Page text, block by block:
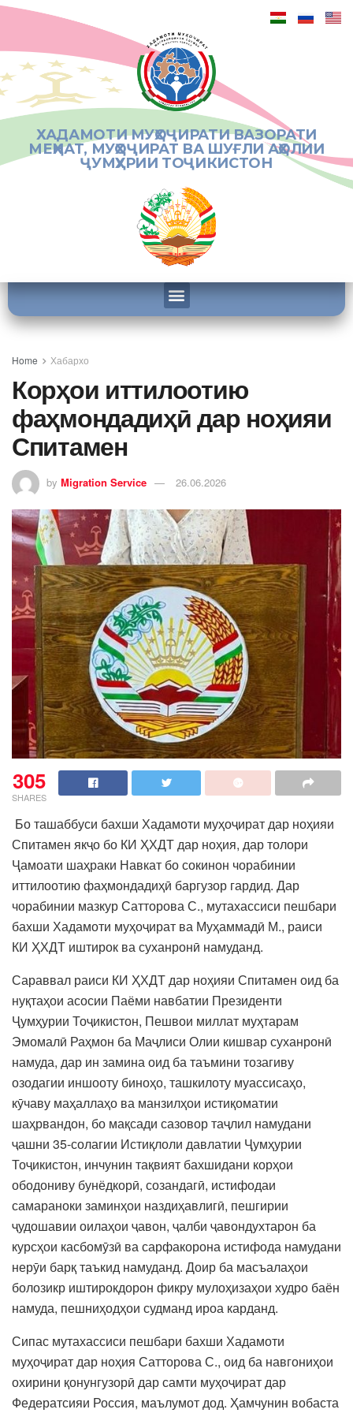
ХАДАМОТИ МУҲОҶИРАТИ ВАЗОРАТИ
МЕҲНАТ, МУҲОҶИРАТ ВА ШУҒЛИ АҲОЛИИ
ҶУМҲУРИИ ТОҶИКИСТОН
Home Хабархо
Корҳои иттилоотию
фаҳмондадиҳӣ дар ноҳияи
Спитамен
by Migration Service 26.06.2026
305
SHARES
Бо ташаббуси бахши Хадамоти муҳоҷират дар ноҳияи
Спитамен якҷо бо КИ ҲХДТ дар ноҳия, дар толори
Ҷамоати шаҳраки Навкат бо сокинон чорабинии
иттилоотию фаҳмондадиҳӣ баргузор гардид. Дар
чорабинии мазкур Сатторова С., мутахассиси пешбари
бахши Хадамоти муҳоҷират ва Муҳаммадӣ М., раиси
КИ ҲХДТ иштирок ва суханронӣ намуданд.
Сараввал раиси КИ ҲХДТ дар ноҳияи Спитамен оид ба
нуқтаҳои асосии Паёми навбатии Президенти
Ҷумҳурии Тоҷикистон, Пешвои миллат муҳтарам
Эмомалӣ Раҳмон ба Маҷлиси Олии кишвар суханронӣ
намуда, дар ин замина оид ба таъмини тозагиву
озодагии иншооту биноҳо, ташкилоту муассисаҳо,
кӯчаву маҳаллаҳо ва манзилҳои истиқоматии
шаҳрвандон, бо мақсади сазовор таҷлил намудани
ҷашни 35-солагии Истиқлоли давлатии Ҷумҳурии
Тоҷикистон, инчунин тақвият бахшидани корҳои
ободониву бунёдкорӣ, созандагӣ, истифодаи
самараноки заминҳои наздиҳавлигӣ, пешгирии
ҷудошавии оилаҳои ҷавон, ҷалби ҷавондухтарон ба
курсҳои касбомӯзӣ ва сарфакорона истифода намудани
нерӯи барқ таъкид намуданд. Доир ба масъалаҳои
болозикр иштирокдорон фикру мулоҳизаҳои худро баён
намуда, пешниҳодҳои судманд ироа карданд.
Сипас мутахассиси пешбари бахши Хадамоти
муҳоҷират дар ноҳия Сатторова С., оид ба навгониҳои
охирини қонунгузорӣ дар самти муҳоҷират дар
Федератсияи Россия, маълумот дод. Ҳамчунин вобаста